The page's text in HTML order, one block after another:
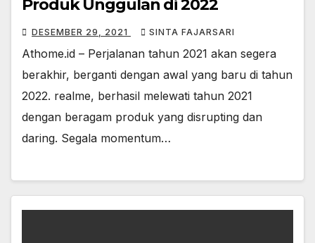
Produk Unggulan di 2022
DESEMBER 29, 2021 SINTA FAJARSARI
Athome.id – Perjalanan tahun 2021 akan segera
berakhir, berganti dengan awal yang baru di tahun
2022. realme, berhasil melewati tahun 2021
dengan beragam produk yang disrupting dan
daring. Segala momentum…